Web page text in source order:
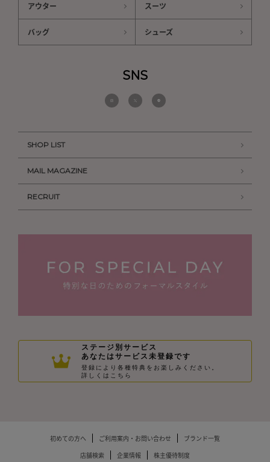
アウター スーツ
バッグ シューズ
SNS
SHOP LIST
MAIL MAGAZINE
RECRUIT
ステージ別サービス
あなたはサービス未登録です
登録により各種特典をお楽しみください。
詳しくはこちら
初めての方へ ご利用案内・お問い合わせ
ブランド一覧
店舗検索
企業情報 株主優待制度